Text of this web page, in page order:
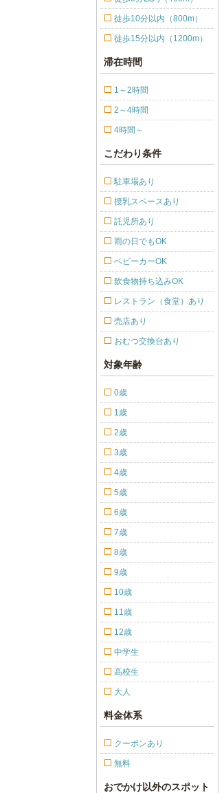
徒歩10分以内（800m）
徒歩15分以内（1200m）
滞在時間
1～2時間
2～4時間
4時間～
こだわり条件
駐車場あり
授乳スペースあり
託児所あり
雨の日でもOK
ベビーカーOK
飲食物持ち込みOK
レストラン（食堂）あり
売店あり
おむつ交換台あり
対象年齢
0歳
1歳
2歳
3歳
4歳
5歳
6歳
7歳
8歳
9歳
10歳
11歳
12歳
中学生
高校生
大人
料金体系
クーポンあり
無料
おでかけ以外のスポット